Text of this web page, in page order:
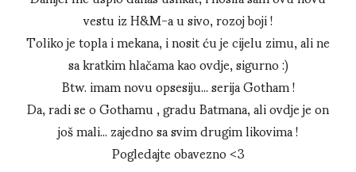
vestu iz H&M-a u sivo, rozoj boji !
Toliko je topla i mekana, i nosit ću je cijelu zimu, ali ne
sa kratkim hlačama kao ovdje, sigurno :)
Btw. imam novu opsesiju... serija Gotham !
Da, radi se o Gothamu , gradu Batmana, ali ovdje je on
još mali... zajedno sa svim drugim likovima !
Pogledajte obavezno <3